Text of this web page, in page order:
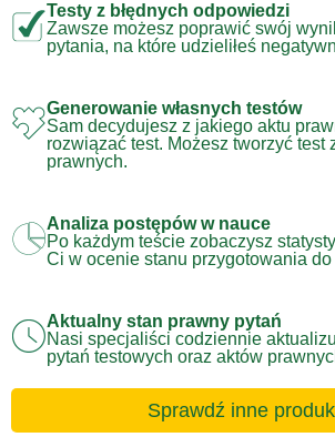
Testy z błędnych odpowiedzi
Zawsze możesz poprawić swój
pytania, na które udzieliłeś
Generowanie własnych testów
Sam decydujesz z jakiego aktu
rozwiązać test. Możesz tworzyć test
prawnych.
Analiza postępów w nauce
Po każdym teście zobaczysz
Ci w ocenie stanu przygotowania
Aktualny stan prawny pytań
Nasi specjaliści codziennie
pytań testowych oraz aktów
Sprawdź inne